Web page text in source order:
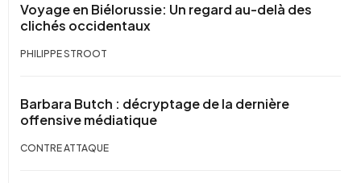
Voyage en Biélorussie: Un regard au-delà des
clichés occidentaux
PHILIPPE STROOT
Barbara Butch : décryptage de la dernière
offensive médiatique
CONTRE ATTAQUE